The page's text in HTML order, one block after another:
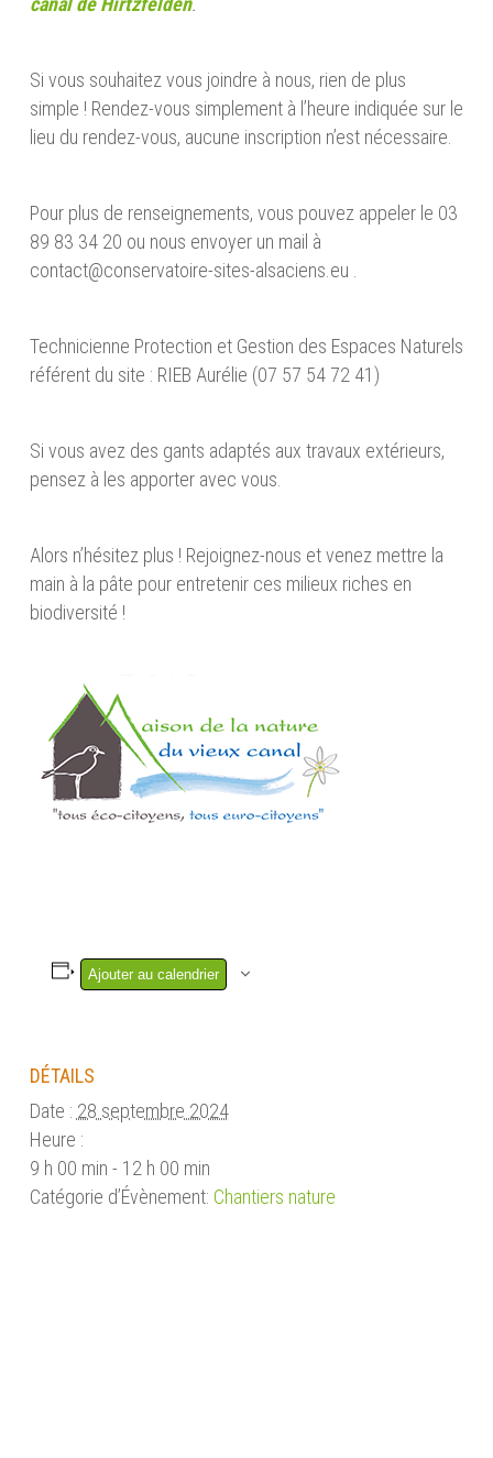
Si vous souhaitez vous joindre à nous, rien de plus
simple ! Rendez-vous simplement à l’heure indiquée sur le
lieu du rendez-vous, aucune inscription n’est nécessaire.
Pour plus de renseignements, vous pouvez appeler le 03
89 83 34 20 ou nous envoyer un mail à
contact@conservatoire-sites-alsaciens.eu .
Technicienne Protection et Gestion des Espaces Naturels
référent du site : RIEB Aurélie (07 57 54 72 41)
Si vous avez des gants adaptés aux travaux extérieurs,
pensez à les apporter avec vous.
Alors n’hésitez plus ! Rejoignez-nous et venez mettre la
main à la pâte pour entretenir ces milieux riches en
biodiversité !
Ajouter au calendrier
DÉTAILS
Date : 28 septembre 2024
Heure :
9 h 00 min - 12 h 00 min
Catégorie d’Évènement: Chantiers nature